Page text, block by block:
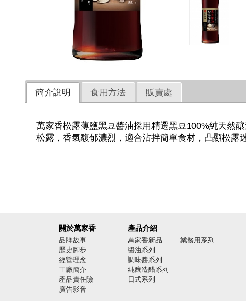
簡介說明 食用方法 販賣處
萬家香松露薄鹽黑豆醬油採用精選黑豆100%純天然
松露，香氣馥郁濃烈，適合沾拌簡單食材，凸顯松露
關於萬家香
品牌故事
歷史腳步
經營理念
工廠簡介
產品責任險
廣告影音
產品介紹
萬家香新品
醬油系列
調味醬系列
純釀造醋系列
日式系列
業務用系列